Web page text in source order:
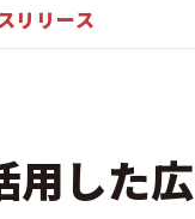
リリース
用した